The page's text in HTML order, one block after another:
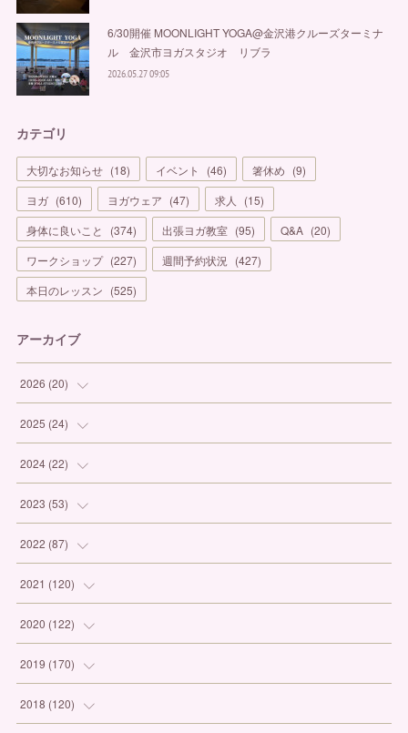
6/30開催 MOONLIGHT YOGA@金沢港クルーズターミナ
ル 金沢市ヨガスタジオ リブラ
2026.05.27 09:05
カテゴリ
大切なお知らせ (18) イベント (46) 箸休め (9)
ヨガ (610) ヨガウェア (47) 求人 (15)
身体に良いこと
(374) 出張ヨガ教室 (95) Q&A (20)
ワークショップ (227) 週間予約状況 (427)
本日のレッスン (525)
アーカイブ
2026 (20)
(1
(3
(6
(5
2025 (24)
(1
(7
(3
(4)
2024 (22)
(1
(1
(2)
(2)
2023 (53)
(6
(1)
(3)
(3)
2022 (87)
(12
(9)
(12
(8)
2021 (120)
(10
(11
(9)
2020 (122)
(9)
(13
2019 (170)
(19
2018 (120)